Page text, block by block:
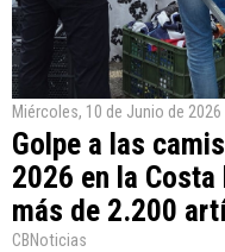
Miércoles, 10 de Junio de 2026
Golpe a las
2026 en la
más de 2.200
CBNoticias